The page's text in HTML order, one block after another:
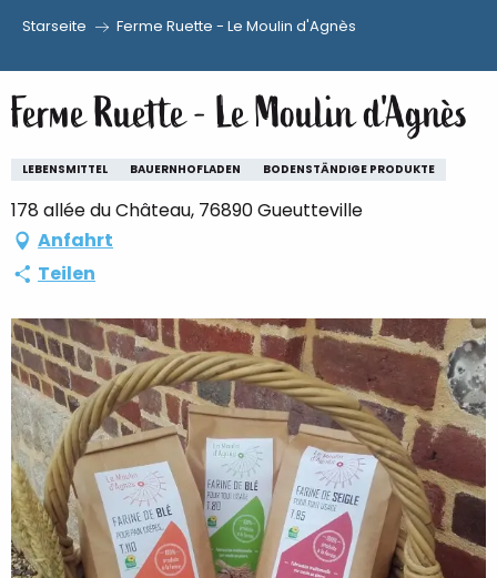
au
contenu
principal
Starseite Ferme Ruette - Le Moulin d'Agnès
Ferme Ruette - Le Moulin d'Agnès
LEBENSMITTEL BAUERNHOFLADEN BODENSTÄNDIGE PRODUKTE
178 allée du Château, 76890 Gueutteville
Anfahrt
Teilen